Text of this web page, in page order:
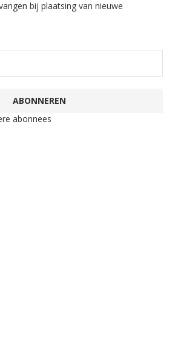
bij plaatsing van nieuwe
ABONNEREN
abonnees